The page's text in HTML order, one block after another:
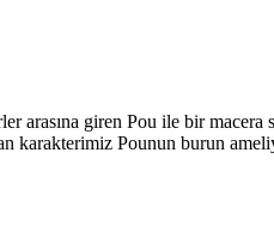
arasına giren Pou ile bir
Pounun burun